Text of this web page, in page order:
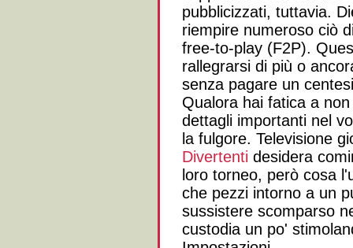
pubblicizzati, tuttavia.
riempire numeroso ciò
free-to-play (F2P).
rallegrarsi di più o
senza pagare un
Qualora hai fatica a
dettagli importanti nel
la fulgore. Televisione
Divertenti desidera
loro torneo, però cosa
che pezzi intorno a un
sussistere scomparso
custodia un po'